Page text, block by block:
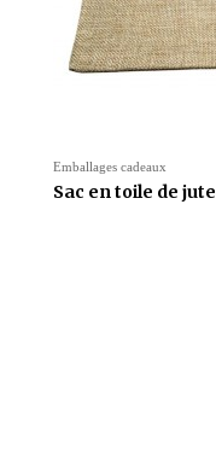
Emballages cadeaux
Sac en toile de jute